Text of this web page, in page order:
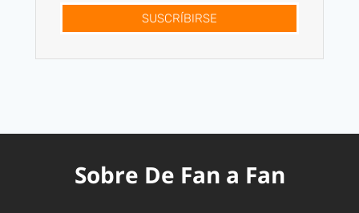
SUSCRÍBIRSE
Sobre De Fan a Fan